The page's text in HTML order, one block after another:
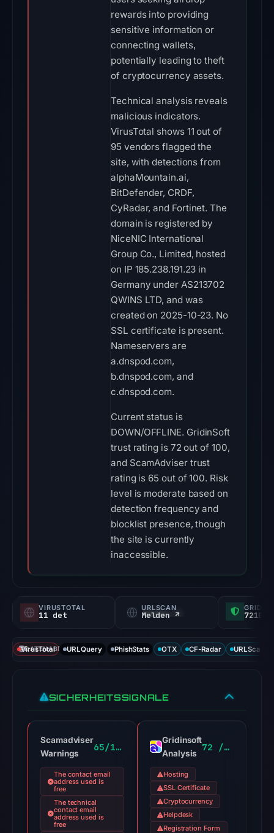
rewards into providing
sensitive information or
connecting wallets,
potentially leading to theft
of cryptocurrency assets.
Technical analysis reveals
malicious indicators.
VirusTotal shows 11 out of
95 vendors flagged the
site, with detections from
alphaMountain.ai,
BitDefender, CRDF,
CyRadar, and Fortinet. The
domain is registered by
NiceNIC International
Group Co., Limited, hosted
on IP 185.238.191.23 in
Germany under AS213702
QWINS LTD, and was
created on 2025-10-23. No
SSL certificate is present.
Nameservers are
a.dnspod.com,
b.dnspod.com, and
c.dnspod.com.
Current status is
DOWN/OFFLINE. GridinSoft
trust rating is 72 out of 100,
and ScamAdviser trust
rating is 65 out of 100. Risk
level is moderate based on
detection frequency and
blocklist presence, though
the site is currently
inaccessible.
VIRUSTOTAL
11 det
URLSCAN
Melden ↗ 72100/
DATENABDECKUNG
VirusTotal URLQuery PhishStats OTX CF-Radar URLScan
SICHERHEITSSIGNALE
Scamadviser
Warnings
65/100
The contact email
address used is
free
The technical
contact email
address used is
free
Gridinsoft
Analysis
72 / 100
Hosting
SSL Certificate
Cryptocurrency
Helpdesk
Registration Form